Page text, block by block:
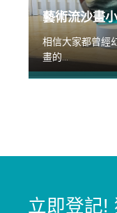
藝術流沙畫
相信大家都曾經
畫的...
立即登記!